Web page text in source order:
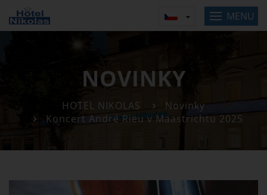
MENU
NOVINKY
HOTEL NIKOLAS
Novinky
Koncert André Rieu v Maastrichtu 2025